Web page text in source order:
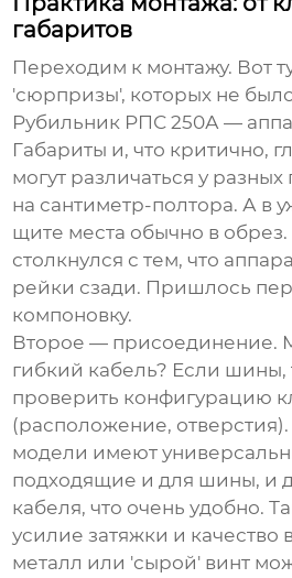
габаритов
Переходим к монтажу. Вот
'сюрпризы', которых не
Рубильник РПС 250А —
Габариты и, что критично,
могут различаться у
на сантиметр-полтора. А в
щите места обычно в обрез.
столкнулся с тем, что
рейки сзади. Пришлось
компоновку.
Второе — присоединение.
гибкий кабель? Если шины,
проверить конфигурацию
(расположение,
модели имеют
подходящие и для шины, и
кабеля, что очень удобно.
усилие затяжки и качество
металл или 'сырой' винт